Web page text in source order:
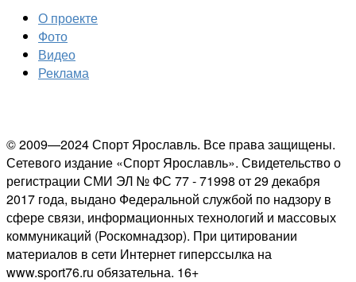
О проекте
Фото
Видео
Реклама
© 2009—2024 Спорт Ярославль. Все права защищены.
Сетевого издание «Спорт Ярославль». Свидетельство о
регистрации СМИ ЭЛ № ФС 77 - 71998 от 29 декабря
2017 года, выдано Федеральной службой по надзору в
сфере связи, информационных технологий и массовых
коммуникаций (Роскомнадзор). При цитировании
материалов в сети Интернет гиперссылка на
www.sport76.ru обязательна. 16+